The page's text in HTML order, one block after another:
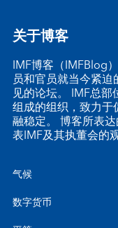
关于博客
IMF博客（IMFBlog
员和官员就当今紧
见的论坛。 IMF总
组成的组织，致力
融稳定。 博客所表
表IMF及其执董会的
气候
数字货币